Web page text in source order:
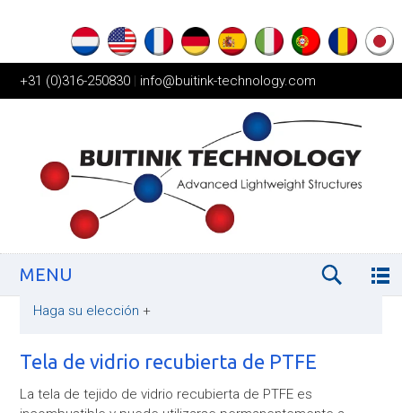
+31 (0)316-250830 | info@buitink-technology.com
MENU
Haga su elección +
Tela de vidrio recubierta de PTFE
La tela de tejido de vidrio recubierta de PTFE es